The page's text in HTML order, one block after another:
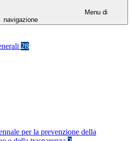
Menu di
navigazione
28
per la prevenzione della